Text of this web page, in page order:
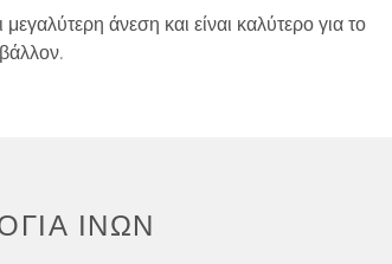
άνεση και είναι καλύτερο για το
ΙΝΏΝ